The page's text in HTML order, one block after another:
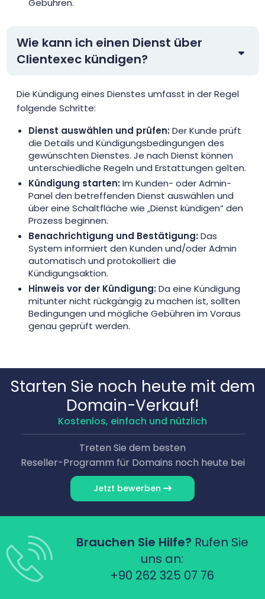
Gebühren.
Wie kann ich einen Dienst über
Clientexec kündigen?
Die Kündigung eines Dienstes umfasst in der Regel
folgende Schritte:
Dienst auswählen und prüfen:Der Kunde prüft
die Details und Kündigungsbedingungen des
gewünschten Dienstes. Je nach Dienst können
unterschiedliche Regeln und Erstattungen gelten.
Kündigung starten:Im Kunden- oder Admin-
Panel den betreffenden Dienst auswählen und
über eine Schaltfläche wie „Dienst kündigen“ den
Prozess beginnen.
Benachrichtigung und Bestätigung:Das
System informiert den Kunden und/oder Admin
automatisch und protokolliert die
Kündigungsaktion.
Hinweis vor der Kündigung:Da eine Kündigung
mitunter nicht rückgängig zu machen ist, sollten
Bedingungen und mögliche Gebühren im Voraus
genau geprüft werden.
Starten Sie noch heute mit dem
Domain-Verkauf!
Kostenlos, einfach und nützlich
Treten Sie dem besten
Reseller-Programm für Domains noch heute bei
Jetzt bewerben
Brauchen Sie Hilfe? Rufen Sie
uns an:
+90 262 325 07 76